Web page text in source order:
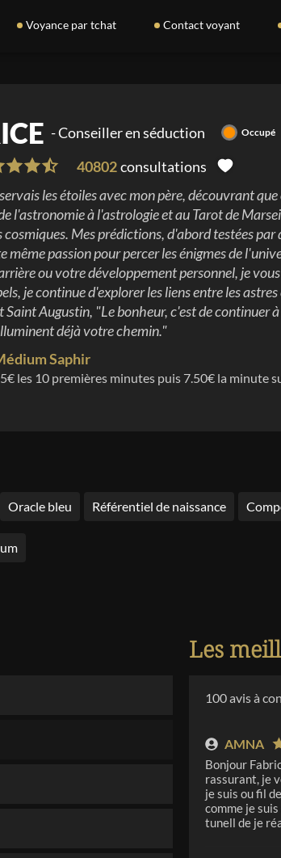
Voyance par tchat Contact voyant
-Conseiller en séduction Occupé
40802consultations
les étoiles avec mon père, découvrant
l'astronomie à l'astrologie et au Tarot de
cosmiques. Mes prédictions, d'abord testées
même passion pour percer les énigmes de
ou votre développement personnel, je
je continue d'explorer les liens entre les
Saint Augustin, "Le bonheur, c'est de continuer
déjà votre chemin."
Saphir
€ les 10 premières minutes puis 7.50€ la minute
Oracle bleu Référentiel de naissance
Les
100avis à
AMNA
Bonjour
rassurant, je
je suis ou fil
comme je
tunell de je